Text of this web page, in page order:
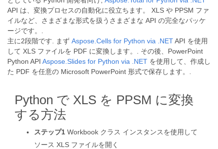
API は、変換プロセスの自動化に役立ちます。 XLS や PPSM ファ
イルなど、さまざまな形式を扱うさまざまな API の完全なパッケ
ージです。.
主に2段階です. まず Aspose.Cells for Python via .NETAPI を使用
して XLS ファイルを PDF に変換します。. その後、PowerPoint
Python API Aspose.Slides for Python via .NET を使用して、作成し
た PDF を任意の Microsoft PowerPoint 形式で保存します。.
Python で XLS を PPSM に変換
する方法
ステップ1 Workbook クラス インスタンスを使用して
ソース XLS ファイルを開く